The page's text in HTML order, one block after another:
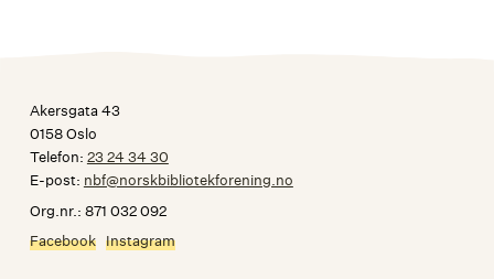
Akersgata 43
0158 Oslo
Telefon: 23 24 34 30
E-post: nbf@norskbibliotekforening.no
Org.nr.: 871 032 092
Facebook Instagram